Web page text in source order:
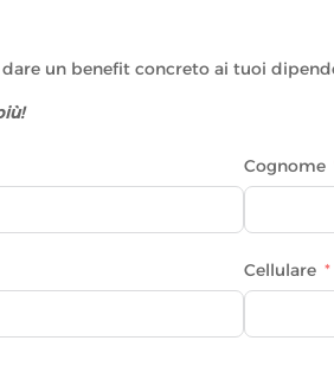
dare un benefit concreto ai tuoi
Cognome
Cellulare